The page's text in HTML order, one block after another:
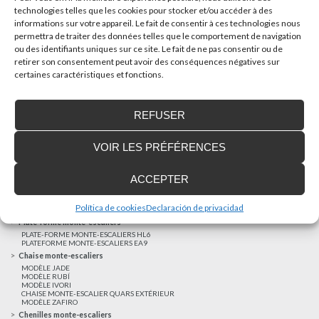
technologies telles que les cookies pour stocker et/ou accéder à des
informations sur votre appareil. Le fait de consentir à ces technologies nous
permettra de traiter des données telles que le comportement de navigation
ou des identifiants uniques sur ce site. Le fait de ne pas consentir ou de
retirer son consentement peut avoir des conséquences négatives sur
certaines caractéristiques et fonctions.
ACCEPTER
REFUSER
VOIR LES PRÉFÉRENCES
Política de cookiesDeclaración de privacidad
AUTRES NOUVELLES
Réalisations récentes
ASCENSEUR PRIVATIF EHP 05
ÉLÉVATEURS VERTICAUX BLE
Plate-forme monte-escaliers
PLATE-FORME MONTE-ESCALIERS HL6
PLATEFORME MONTE-ESCALIERS EA9
Chaise monte-escaliers
MODÈLE JADE
MODÈLE RUBÍ
MODÈLE IVORI
CHAISE MONTE-ESCALIER QUARS EXTÉRIEUR
MODÈLE ZAFIRO
Chenilles monte-escaliers